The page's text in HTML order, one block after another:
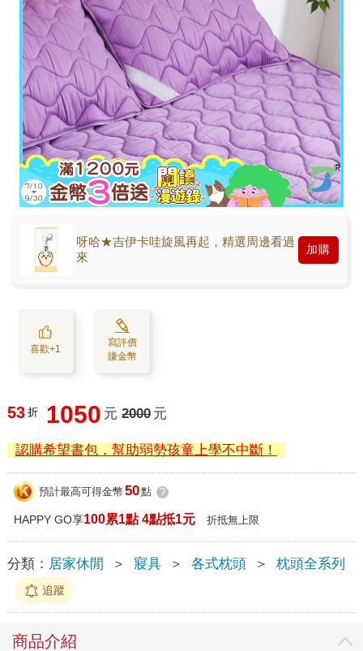
呀哈★吉伊卡哇旋風再起，精選周邊看過
來
加購
喜歡+1
寫評價
賺金幣
53 折 1050 元 2000 元
認購希望書包，幫助弱勢孩童上學不中斷！
預計最高可得金幣 50點 ?
HAPPY GO享100累1點 4點抵1元 折抵無上限
分類： 居家休閒 ＞ 寢具 ＞ 各式枕頭 ＞ 枕頭全系列
追蹤
商品介紹